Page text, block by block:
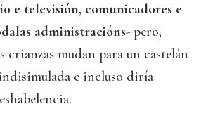
e televisión, comunicadores e
administracións- pero,
crianzas mudan para un castelán
e incluso diría